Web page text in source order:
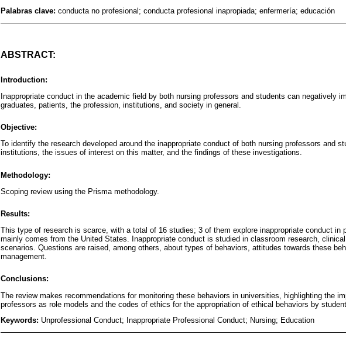
Palabras clave: conducta no profesional; conducta profesional inapropiada; enfermería; educación
ABSTRACT:
Introduction:
Inappropriate conduct in the academic field by both nursing professors and students can negatively
graduates, patients, the profession, institutions, and society in general.
Objective:
To identify the research developed around the inappropriate conduct of both nursing professors and
institutions, the issues of interest on this matter, and the findings of these investigations.
Methodology:
Scoping review using the Prisma methodology.
Results:
This type of research is scarce, with a total of 16 studies; 3 of them explore inappropriate conduct in
mainly comes from the United States. Inappropriate conduct is studied in classroom research,
scenarios. Questions are raised, among others, about types of behaviors, attitudes towards these
management.
Conclusions:
The review makes recommendations for monitoring these behaviors in universities, highlighting the
professors as role models and the codes of ethics for the appropriation of ethical behaviors by
Keywords: Unprofessional Conduct; Inappropriate Professional Conduct; Nursing; Education